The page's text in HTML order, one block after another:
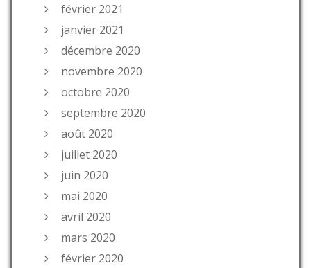
février 2021
janvier 2021
décembre 2020
novembre 2020
octobre 2020
septembre 2020
août 2020
juillet 2020
juin 2020
mai 2020
avril 2020
mars 2020
février 2020